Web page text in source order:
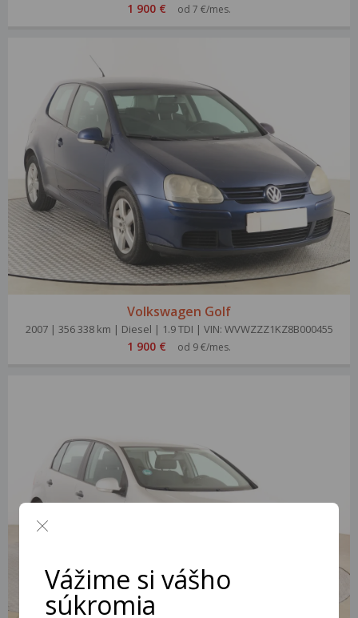
1 900 € od 7 €/mes.
Volkswagen Golf
2007 | 356 338 km | Diesel | 1.9 TDI | VIN: WVWZZZ1KZ8B000455
1 900 € od 9 €/mes.
Vážime si vášho
súkromia